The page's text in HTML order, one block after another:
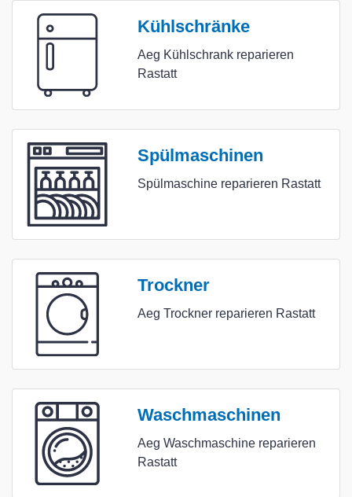
Kühlschränke
Aeg Kühlschrank reparieren
Rastatt
Spülmaschinen
Spülmaschine reparieren Rastatt
Trockner
Aeg Trockner reparieren Rastatt
Waschmaschinen
Aeg Waschmaschine reparieren
Rastatt